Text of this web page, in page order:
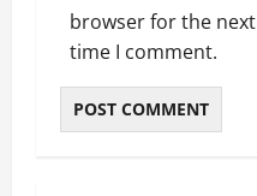
browser for the next
time I comment.